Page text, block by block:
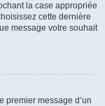
la case appropriée
cette dernière
message votre souhait
premier message d’un